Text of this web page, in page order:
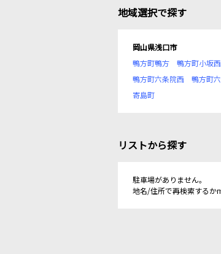
地域選択で探す
岡山県浅口市
鴨方町鴨方
鴨方町小坂西
鴨方町六条院西
鴨方町
寄島町
リストから探す
駐車場がありません。
地名/住所で再検索するか